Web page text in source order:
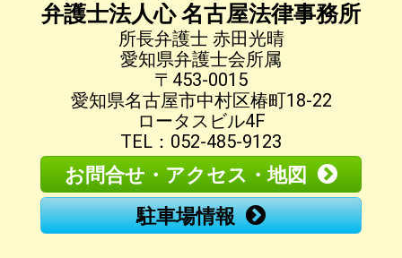
弁護士法人心 名古屋法律事務所
所長弁護士 赤田光晴
愛知県弁護士会所属
〒453-0015
愛知県名古屋市中村区椿町18-22
ロータスビル4F
TEL：052-485-9123
お問合せ・アクセス・地図
駐車場情報